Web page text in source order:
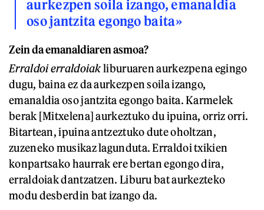
aurkezpen soila izango, emanaldia
oso jantzita egongo baita»
Zein da emanaldiaren asmoa?
Erraldoi erraldoiakliburuaren aurkezpena egingo
dugu, baina ez da aurkezpen soila izango,
emanaldia oso jantzita egongo baita. Karmelek
berak [Mitxelena] aurkeztuko du ipuina, orriz orri.
Bitartean, ipuina antzeztuko dute oholtzan,
zuzeneko musikaz lagunduta. Erraldoi txikien
konpartsako haurrak ere bertan egongo dira,
erraldoiak dantzatzen. Liburu bat aurkezteko
modu desberdin bat izango da.